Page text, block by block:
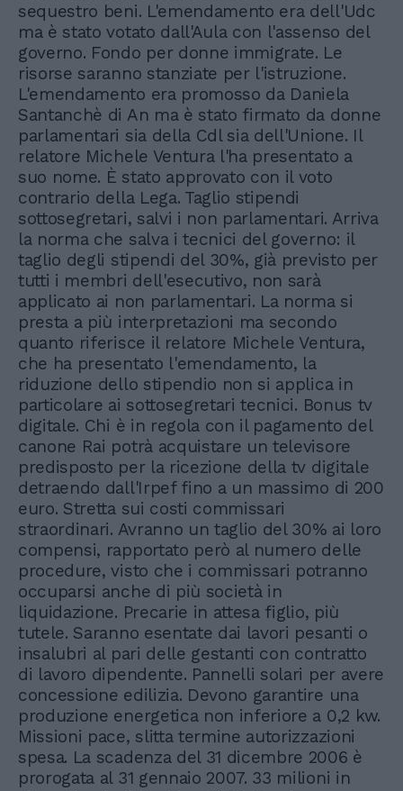
sequestro beni. L'emendamento era dell'Udc
ma è stato votato dall'Aula con l'assenso del
governo. Fondo per donne immigrate. Le
risorse saranno stanziate per l'istruzione.
L'emendamento era promosso da Daniela
Santanchè di An ma è stato firmato da donne
parlamentari sia della Cdl sia dell'Unione. Il
relatore Michele Ventura l'ha presentato a
suo nome. È stato approvato con il voto
contrario della Lega. Taglio stipendi
sottosegretari, salvi i non parlamentari. Arriva
la norma che salva i tecnici del governo: il
taglio degli stipendi del 30%, già previsto per
tutti i membri dell'esecutivo, non sarà
applicato ai non parlamentari. La norma si
presta a più interpretazioni ma secondo
quanto riferisce il relatore Michele Ventura,
che ha presentato l'emendamento, la
riduzione dello stipendio non si applica in
particolare ai sottosegretari tecnici. Bonus tv
digitale. Chi è in regola con il pagamento del
canone Rai potrà acquistare un televisore
predisposto per la ricezione della tv digitale
detraendo dall'Irpef fino a un massimo di 200
euro. Stretta sui costi commissari
straordinari. Avranno un taglio del 30% ai loro
compensi, rapportato però al numero delle
procedure, visto che i commissari potranno
occuparsi anche di più società in
liquidazione. Precarie in attesa figlio, più
tutele. Saranno esentate dai lavori pesanti o
insalubri al pari delle gestanti con contratto
di lavoro dipendente. Pannelli solari per avere
concessione edilizia. Devono garantire una
produzione energetica non inferiore a 0,2 kw.
Missioni pace, slitta termine autorizzazioni
spesa. La scadenza del 31 dicembre 2006 è
prorogata al 31 gennaio 2007. 33 milioni in